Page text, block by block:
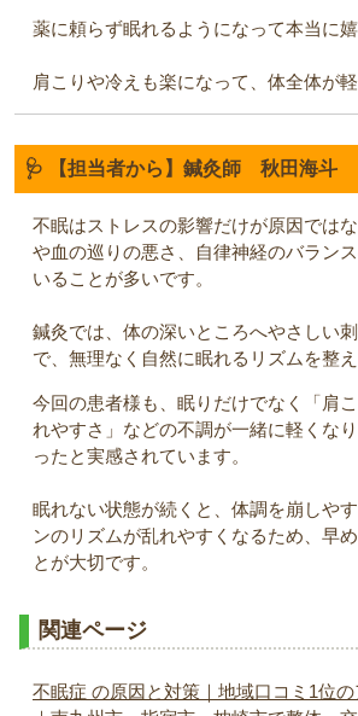
薬に頼らず眠れるようになって本当に嬉
肩こりや冷えも楽になって、体全体が軽
🩺 【担当者から】鍼灸師 秋田海斗
不眠はストレスの影響だけが原因では
や血の巡りの悪さ、自律神経のバラン
いることが多いです。
鍼灸では、体の深いところへやさしい
で、無理なく自然に眠れるリズムを整え
今回の患者様も、眠りだけでなく「肩
れやすさ」などの不調が一緒に軽くな
ったと実感されています。
眠れない状態が続くと、体調を崩しや
ンのリズムが乱れやすくなるため、早
とが大切です。
関連ページ
不眠症 の原因と対策｜地域口コミ1位